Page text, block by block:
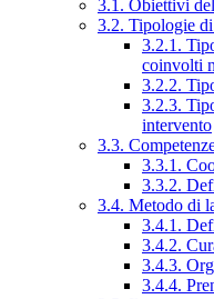
3.1. Obiettivi
3.2. Tipologie
3.2.1.
coinvolti
3.2.2.
3.2.3.
intervento
3.3.
3.3.1.
3.3.2.
3.4. Metodo di
3.4.1.
3.4.2.
3.4.3.
3.4.4.